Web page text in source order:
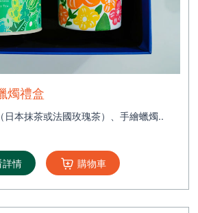
燭禮盒
日本抹茶或法國玫瑰茶）、手繪蠟燭..
詳情 購物車